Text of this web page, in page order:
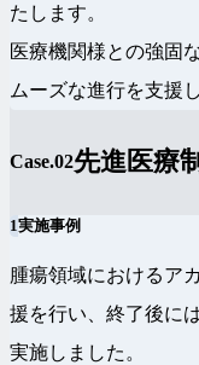
たします。
医療機関様との強固
ムーズな進行を支援
Case.02先進医療
1実施事例
腫瘍領域におけるア
援を行い、終了後に
実施しました。